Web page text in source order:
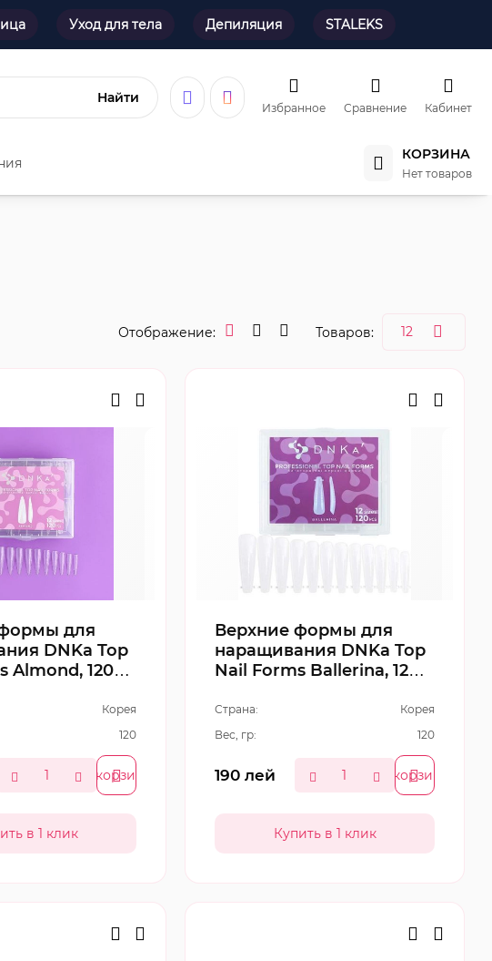
Уход для тела Депиляция STALEKS
Найти
Избранное Сравнение Кабинет
КОРЗИНА
Нет товаров
Отображение: Товаров:
для
DNKa Top
Almond, 120
Корея
120
В корзину
Верхние формы для
наращивания DNKa Top
Nail Forms Ballerina, 120
Страна:
Корея
Вес, гр:
120
190 лей В корзину